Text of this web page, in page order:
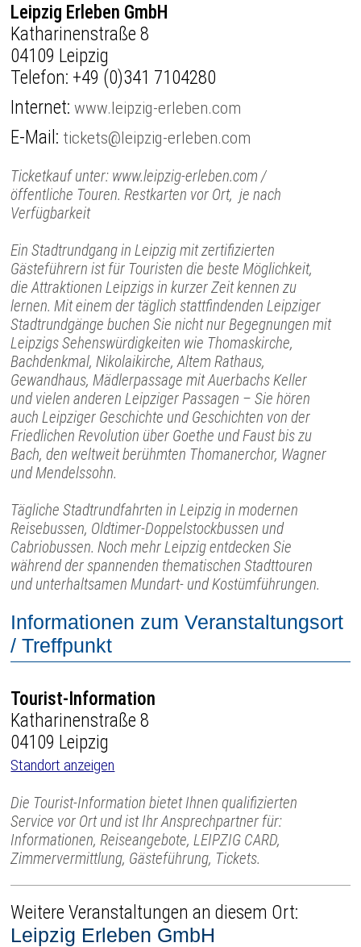
Leipzig Erleben GmbH
Katharinenstraße 8
04109 Leipzig
Telefon: +49 (0)341 7104280
Internet:www.leipzig-erleben.com
E-Mail: tickets@leipzig-erleben.com
Ticketkauf unter: www.leipzig-erleben.com /
öffentliche Touren. Restkarten vor Ort, je nach
Verfügbarkeit
Ein Stadtrundgang in Leipzig mit zertifizierten
Gästeführern ist für Touristen die beste Möglichkeit,
die Attraktionen Leipzigs in kurzer Zeit kennen zu
lernen. Mit einem der täglich stattfindenden Leipziger
Stadtrundgänge buchen Sie nicht nur Begegnungen mit
Leipzigs Sehenswürdigkeiten wie Thomaskirche,
Bachdenkmal, Nikolaikirche, Altem Rathaus,
Gewandhaus, Mädlerpassage mit Auerbachs Keller
und vielen anderen Leipziger Passagen – Sie hören
auch Leipziger Geschichte und Geschichten von der
Friedlichen Revolution über Goethe und Faust bis zu
Bach, den weltweit berühmten Thomanerchor, Wagner
und Mendelssohn.
Tägliche Stadtrundfahrten in Leipzig in modernen
Reisebussen, Oldtimer-Doppelstockbussen und
Cabriobussen. Noch mehr Leipzig entdecken Sie
während der spannenden thematischen Stadttouren
und unterhaltsamen Mundart- und Kostümführungen.
Informationen zum Veranstaltungsort
/ Treffpunkt
Tourist-Information
Katharinenstraße 8
04109 Leipzig
Standort anzeigen
Die Tourist-Information bietet Ihnen qualifizierten
Service vor Ort und ist Ihr Ansprechpartner für:
Informationen, Reiseangebote, LEIPZIG CARD,
Zimmervermittlung, Gästeführung, Tickets.
Weitere Veranstaltungen an diesem Ort:
Leipzig Erleben GmbH